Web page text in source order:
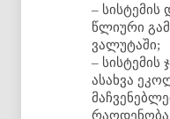
– სისტემის
წლიური
ვალუტაში;
– სისტემის
ასახვა